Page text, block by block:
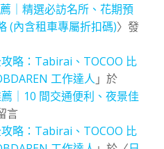
｜精選必訪名所、花期預
(內含租車專屬折扣碼)〉發
略：Tabirai、TOCOO 比
工作達人 」於
｜10 間交通便利、夜景佳
言
略：Tabirai、TOCOO 比